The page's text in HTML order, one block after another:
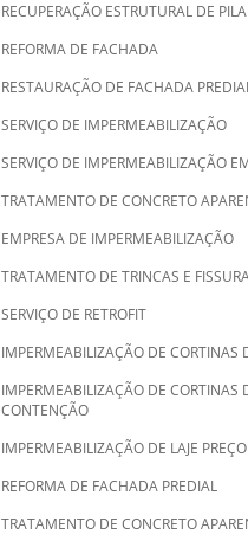
RECUPERAÇÃO ESTRUTURAL DE
REFORMA DE FACHADA
RESTAURAÇÃO DE FACHADA
SERVIÇO DE IMPERMEABILIZAÇÃO
SERVIÇO DE IMPERMEABILIZAÇÃO
TRATAMENTO DE CONCRETO
EMPRESA DE IMPERMEABILIZAÇÃO
TRATAMENTO DE TRINCAS E
SERVIÇO DE RETROFIT
IMPERMEABILIZAÇÃO DE CORTINAS
IMPERMEABILIZAÇÃO DE CORTINAS
CONTENÇÃO
IMPERMEABILIZAÇÃO DE LAJE PREÇO
REFORMA DE FACHADA PREDIAL
TRATAMENTO DE CONCRETO